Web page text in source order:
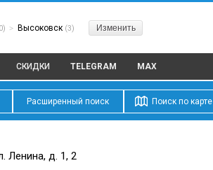
> Высоковск (3) Изменить
СКИДКИ TELEGRAM MAX
Расширенный поиск Поиск по карте
Ленина, д. 1, 2